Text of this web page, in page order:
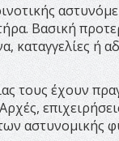
Βασική
καταγγελίες ή
τους έχουν
αστυνομικής